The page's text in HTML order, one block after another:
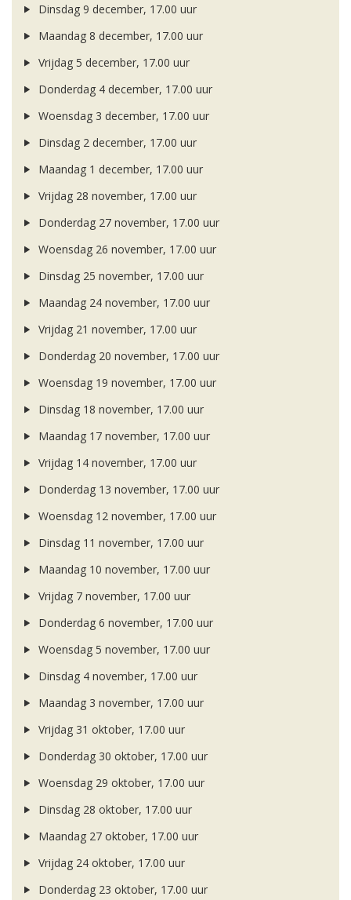
Dinsdag 9 december, 17.00 uur
Maandag 8 december, 17.00 uur
Vrijdag 5 december, 17.00 uur
Donderdag 4 december, 17.00 uur
Woensdag 3 december, 17.00 uur
Dinsdag 2 december, 17.00 uur
Maandag 1 december, 17.00 uur
Vrijdag 28 november, 17.00 uur
Donderdag 27 november, 17.00 uur
Woensdag 26 november, 17.00 uur
Dinsdag 25 november, 17.00 uur
Maandag 24 november, 17.00 uur
Vrijdag 21 november, 17.00 uur
Donderdag 20 november, 17.00 uur
Woensdag 19 november, 17.00 uur
Dinsdag 18 november, 17.00 uur
Maandag 17 november, 17.00 uur
Vrijdag 14 november, 17.00 uur
Donderdag 13 november, 17.00 uur
Woensdag 12 november, 17.00 uur
Dinsdag 11 november, 17.00 uur
Maandag 10 november, 17.00 uur
Vrijdag 7 november, 17.00 uur
Donderdag 6 november, 17.00 uur
Woensdag 5 november, 17.00 uur
Dinsdag 4 november, 17.00 uur
Maandag 3 november, 17.00 uur
Vrijdag 31 oktober, 17.00 uur
Donderdag 30 oktober, 17.00 uur
Woensdag 29 oktober, 17.00 uur
Dinsdag 28 oktober, 17.00 uur
Maandag 27 oktober, 17.00 uur
Vrijdag 24 oktober, 17.00 uur
Donderdag 23 oktober, 17.00 uur